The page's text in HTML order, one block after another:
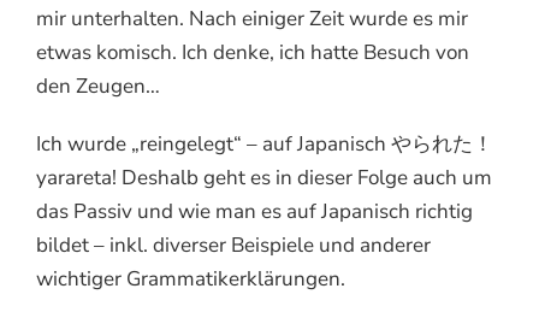
mir unterhalten. Nach einiger Zeit wurde es mir
etwas komisch. Ich denke, ich hatte Besuch von
den Zeugen…
Ich wurde „reingelegt“ – auf Japanisch やられた！
yarareta! Deshalb geht es in dieser Folge auch um
das Passiv und wie man es auf Japanisch richtig
bildet – inkl. diverser Beispiele und anderer
wichtiger Grammatikerklärungen.